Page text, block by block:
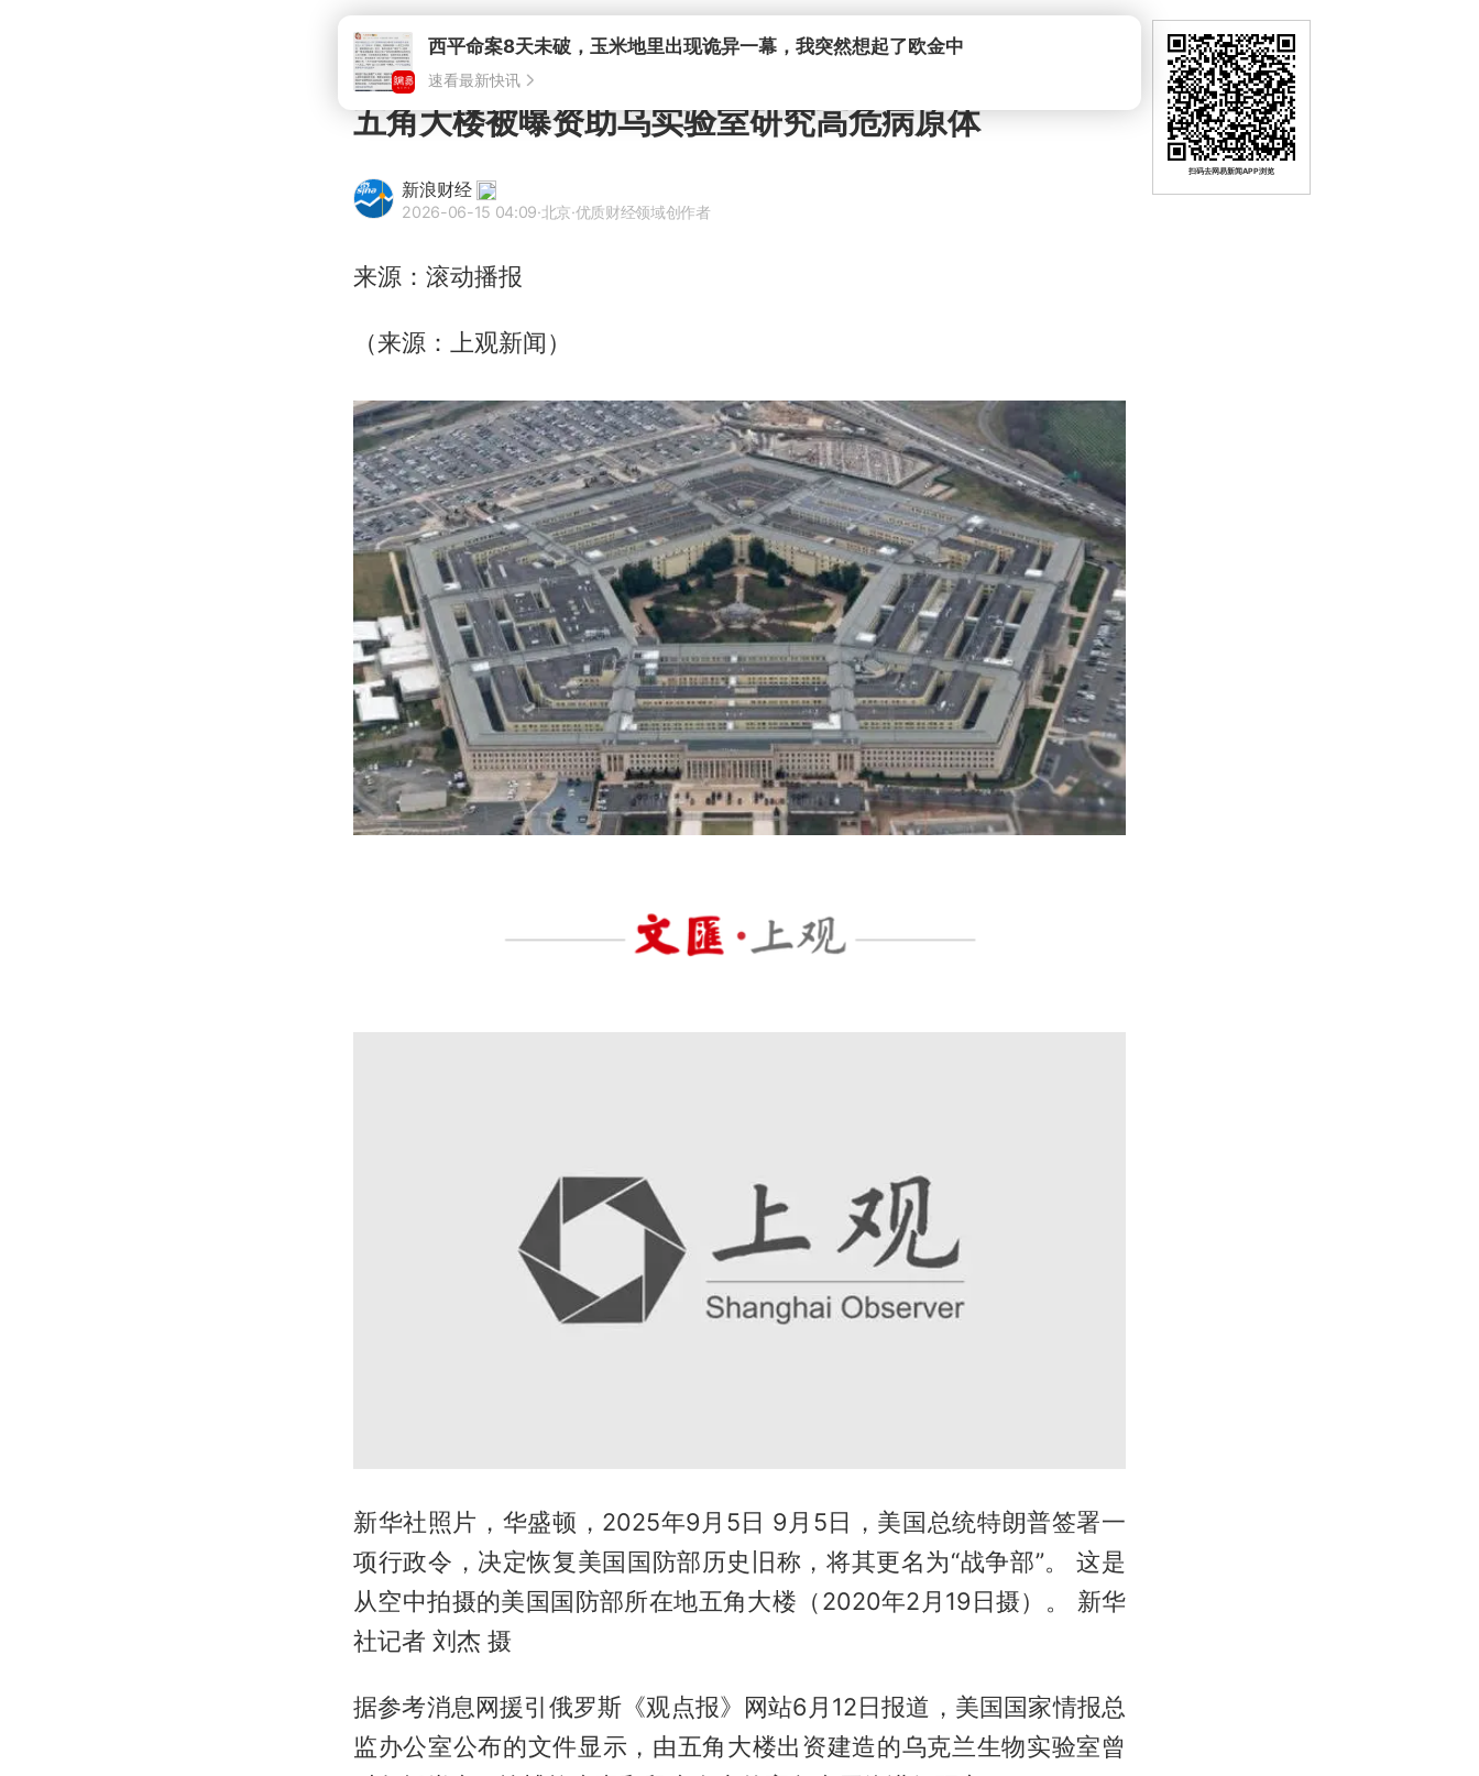
五角大楼被曝资助乌实验室研究高危病原体
新浪财经
2026-06-15 04:09·北京·优质财经领域创作者
来源：滚动播报
（来源：上观新闻）
新华社照片，华盛顿，2025年9月5日 9月5日，美国总统特朗普签署一
项行政令，决定恢复美国国防部历史旧称，将其更名为“战争部”。 这是
从空中拍摄的美国国防部所在地五角大楼（2020年2月19日摄）。 新华
社记者 刘杰 摄
据参考消息网援引俄罗斯《观点报》网站6月12日报道，美国国家情报总
监办公室公布的文件显示，由五角大楼出资建造的乌克兰生物实验室曾
扫码去网易新闻APP浏览